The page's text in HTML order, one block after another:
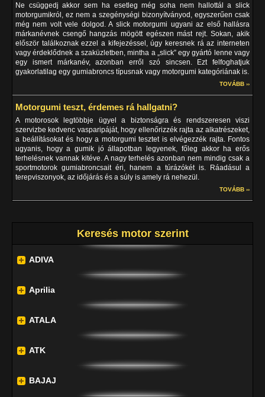
Ne csüggedj akkor sem ha esetleg még soha nem hallottál a slick
motorgumikról, ez nem a szegénységi bizonyítványod, egyszerűen csak
még nem volt vele dolgod. A slick motorgumi ugyani az első hallásra
márkanévnek csengő hangzás mögött egészen mást rejt. Sokan, akik
először találkoznak ezzel a kifejezéssel, úgy keresnek rá az interneten
vagy érdeklődnek a szaküzletben, mintha a „slick” egy gyártó lenne vagy
egy ismert márkanév, azonban erről szó sincsen. Ezt felfoghatjuk
gyakorlatilag egy gumiabroncs típusnak vagy motorgumi kategóriának is.
TOVÁBB ››
Motorgumi teszt, érdemes rá hallgatni?
A motorosok legtöbbje ügyel a biztonságra és rendszeresen viszi
szervizbe kedvenc vasparipáját, hogy ellenőrizzék rajta az alkatrészeket,
a beállításokat és hogy a motorgumi tesztet is elvégezzék rajta. Fontos
ugyanis, hogy a gumik jó állapotban legyenek, főleg akkor ha erős
terhelésnek vannak kitéve. A nagy terhelés azonban nem mindig csak a
sportmotorok gumiabroncsait éri, hanem a túrázókét is. Ráadásul a
terepviszonyok, az időjárás és a súly is amely rá nehezül.
TOVÁBB ››
Keresés motor szerint
ADIVA
Aprilia
ATALA
ATK
BAJAJ